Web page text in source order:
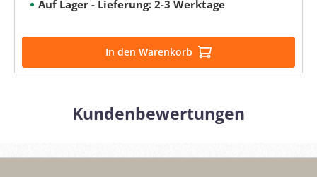
Auf Lager - Lieferung: 2-3 Werktage
In den Warenkorb
Kundenbewertungen